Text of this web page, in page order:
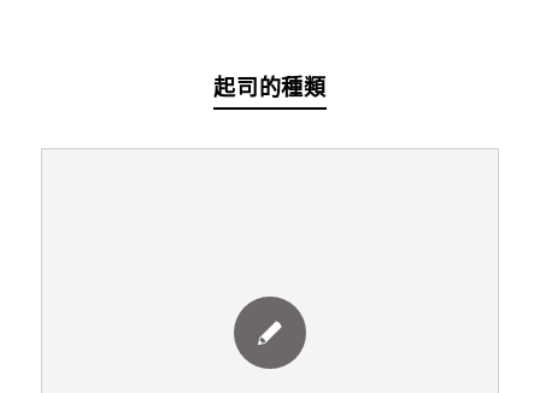
起司的種類